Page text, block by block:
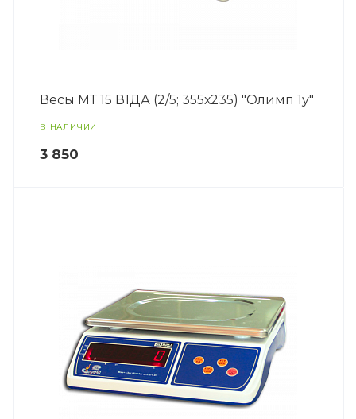
Весы МТ 15 В1ДА (2/5; 355х235) "Олимп 1у"
В НАЛИЧИИ
3 850